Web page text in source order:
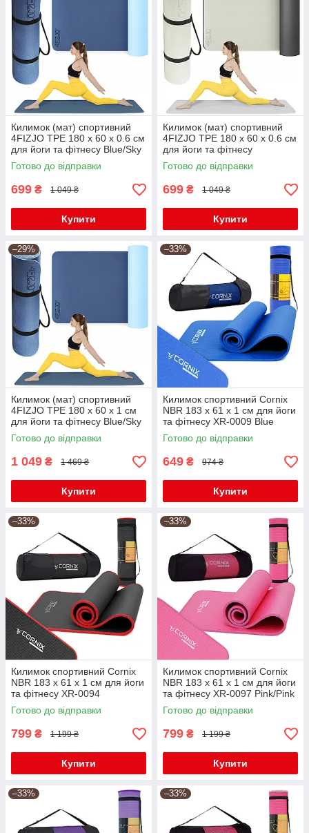
Килимок (мат) спортивний
4FIZJO TPE 180 x 60 x 0.6 см
для йоги та фітнесу Blue/Sky
Blue (P-5907739310132)
Готово до відправки
699 ₴ 1 049 ₴
Купити
Килимок (мат) спортивний
4FIZJO TPE 180 x 60 x 0.6 см
для йоги та фітнесу
Grey/Black (P-
5907739317100)
Готово до відправки
699 ₴ 1 049 ₴
Купити
–29%
Килимок (мат) спортивний
4FIZJO TPE 180 x 60 x 1 см
для йоги та фітнесу Blue/Sky
Blue (P-5907739317094)
Готово до відправки
1 049 ₴ 1 469 ₴
Купити
–33%
Килимок спортивний Cornix
NBR 183 x 61 x 1 cм для йоги
та фітнесу XR-0009 Blue
Готово до відправки
649 ₴ 974 ₴
Купити
–33%
Килимок спортивний Cornix
NBR 183 x 61 x 1 cм для йоги
та фітнесу XR-0094
Black/Red
Готово до відправки
799 ₴ 1 199 ₴
Купити
–33%
Килимок спортивний Cornix
NBR 183 x 61 x 1 cм для йоги
та фітнесу XR-0097 Pink/Pink
Готово до відправки
799 ₴ 1 199 ₴
Купити
–33% –33%